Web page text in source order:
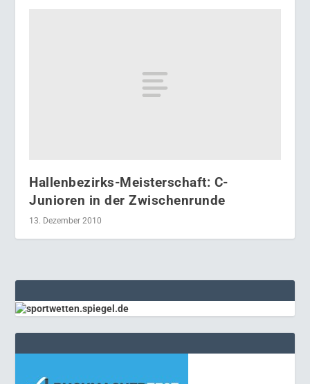
Hallenbezirks-Meisterschaft: C-
Junioren in der Zwischenrunde
13. Dezember 2010